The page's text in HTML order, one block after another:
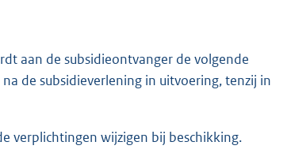
aan de subsidieontvanger de volgende
de subsidieverlening in uitvoering, tenzij in
verplichtingen wijzigen bij beschikking.